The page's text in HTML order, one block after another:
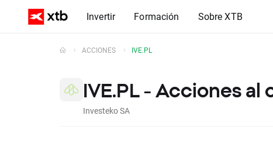
Invertir Formación Sobre XTB
ACCIONES IVE.PL
IVE.PL - Acciones al
Investeko SA